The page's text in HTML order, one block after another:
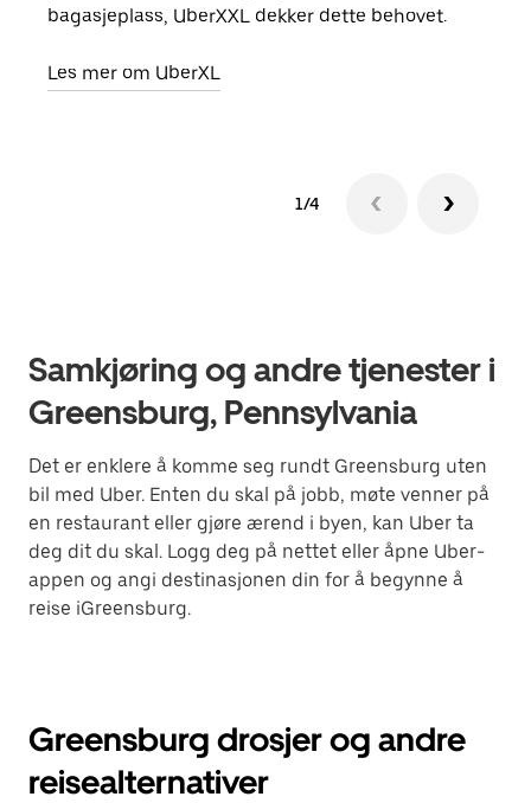
bagasjeplass, UberXXL dekker dette behovet.
Les mer om UberXL
1/4
Samkjøring og andre tjenester i
Greensburg, Pennsylvania
Det er enklere å komme seg rundt Greensburg uten
bil med Uber. Enten du skal på jobb, møte venner på
en restaurant eller gjøre ærend i byen, kan Uber ta
deg dit du skal. Logg deg på nettet eller åpne Uber-
appen og angi destinasjonen din for å begynne å
reise iGreensburg.
Greensburg drosjer og andre
reisealternativer